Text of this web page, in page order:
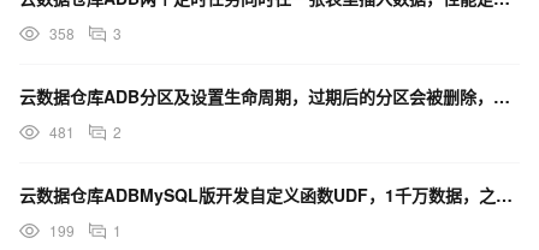
358 3
云数据仓库ADB分区及设置生命周期，过期后的分区会被删除，分区里的原始数据也会被删除么？
481 2
云数据仓库ADBMySQL版开发自定义函数UDF，1千万数据，之前要400ms，性能损耗大概是多少？
199 1